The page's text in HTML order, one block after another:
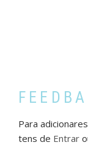
Para
tens de Entrar